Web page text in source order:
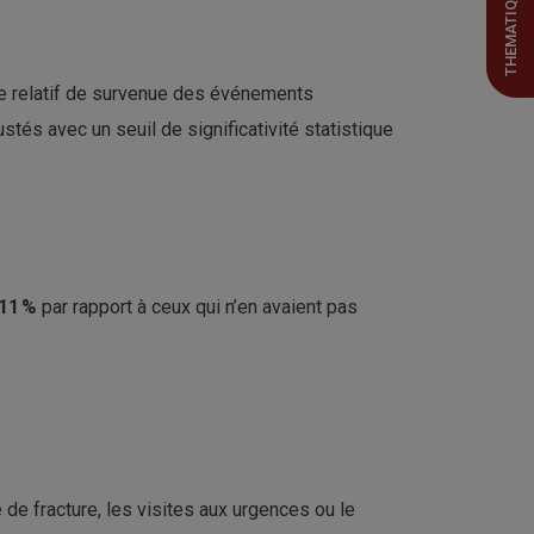
relatif de survenue des événements
avec un seuil de significativité statistique
11 % par rapport à ceux qui n’en avaient pas
fracture, les visites aux urgences ou le
THEMATIQUES